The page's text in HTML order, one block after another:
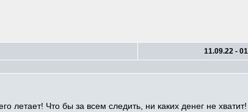
11.09.22 -
летает! Что бы за всем следить, ни каких денег не хватит!